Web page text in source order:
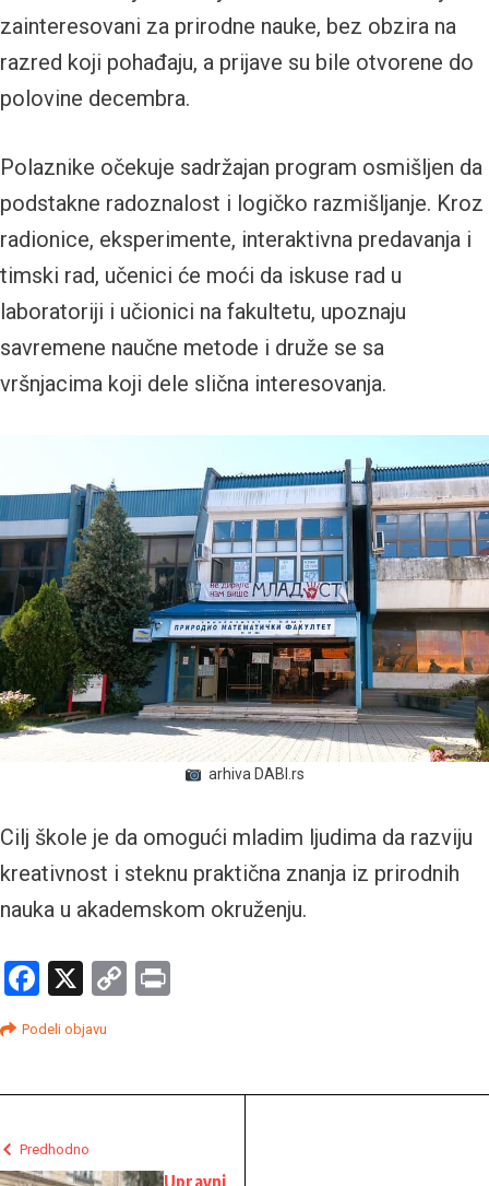
zainteresovani za prirodne nauke, bez obzira na
razred koji pohađaju, a prijave su bile otvorene do
polovine decembra.
Polaznike očekuje sadržajan program osmišljen da
podstakne radoznalost i logičko razmišljanje. Kroz
radionice, eksperimente, interaktivna predavanja i
timski rad, učenici će moći da iskuse rad u
laboratoriji i učionici na fakultetu, upoznaju
savremene naučne metode i druže se sa
vršnjacima koji dele slična interesovanja.
arhiva DABI.rs
Cilj škole je da omogući mladim ljudima da razviju
kreativnost i steknu praktična znanja iz prirodnih
nauka u akademskom okruženju.
Facebook
X
Copy
Podeli objavu
Predhodno
Upravni